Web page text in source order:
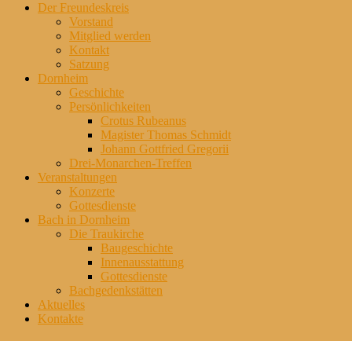
scrollenDer Freundeskreis
Vorstand
Mitglied werden
Kontakt
Satzung
Dornheim
Geschichte
Persönlichkeiten
Crotus Rubeanus
Magister Thomas Schmidt
Johann Gottfried Gregorii
Drei-Monarchen-Treffen
Veranstaltungen
Konzerte
Gottesdienste
Bach in Dornheim
Die Traukirche
Baugeschichte
Innenausstattung
Gottesdienste
Bachgedenkstätten
Aktuelles
Kontakte